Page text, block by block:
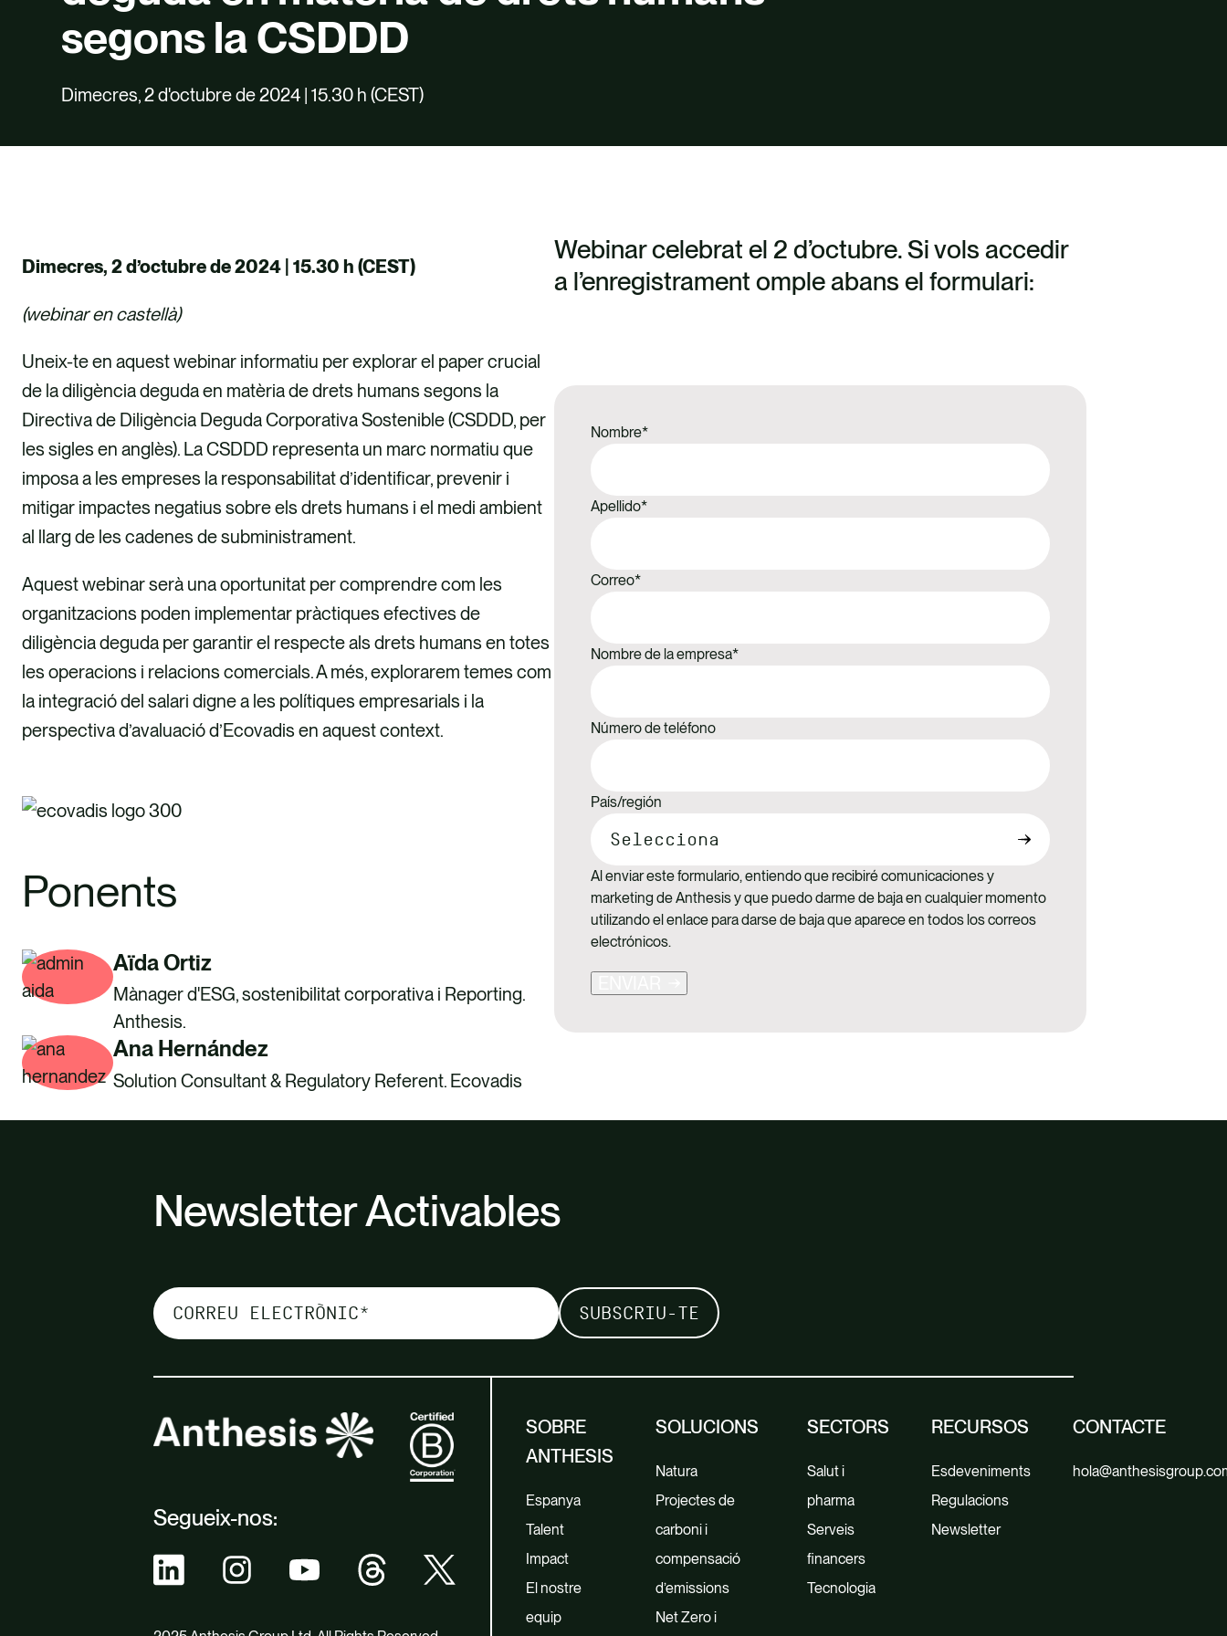
segons la CSDDD
Dimecres, 2 d'octubre de 2024 | 15.30 h (CEST)
Dimecres, 2 d’octubre de 2024 | 15.30 h (CEST)
(webinar en castellà)
Uneix-te en aquest webinar informatiu per explorar el paper crucial
de la diligència deguda en matèria de drets humans segons la
Directiva de Diligència Deguda Corporativa Sostenible (CSDDD, per
les sigles en anglès). La CSDDD representa un marc normatiu que
imposa a les empreses la responsabilitat d’identificar, prevenir i
mitigar impactes negatius sobre els drets humans i el medi ambient
al llarg de les cadenes de subministrament.
Aquest webinar serà una oportunitat per comprendre com les
organitzacions poden implementar pràctiques efectives de
diligència deguda per garantir el respecte als drets humans en totes
les operacions i relacions comercials. A més, explorarem temes com
la integració del salari digne a les polítiques empresarials i la
perspectiva d’avaluació d’Ecovadis en aquest context.
Ponents
Aïda Ortiz
Mànager d'ESG, sostenibilitat corporativa i Reporting.
Anthesis.
Ana Hernández
Solution Consultant & Regulatory Referent. Ecovadis
Webinar celebrat el 2 d’octubre. Si vols accedir
a l’enregistrament omple abans el formulari:
Nombre*
Apellido*
Correo*
Nombre de la empresa*
Número de teléfono
País/región
Al enviar este formulario, entiendo que recibiré comunicaciones y
marketing de Anthesis y que puedo darme de baja en cualquier momento
utilizando el enlace para darse de baja que aparece en todos los correos
electrónicos.
Newsletter Activables
Segueix-nos:
SOBRE
ANTHESIS
Espanya
Talent
Impact
El nostre
equip
SOLUCIONS
Natura
Projectes de
carboni i
compensació
d’emissions
Net Zero i
SECTORS
Salut i
pharma
Serveis
financers
Tecnologia
RECURSOS
Esdeveniments
Regulacions
Newsletter
CONTACTE